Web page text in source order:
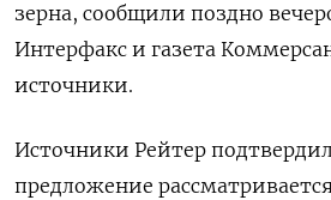
зерна, сообщили поздно
Интерфакс и газета
источники.
Источники Рейтер
предложение